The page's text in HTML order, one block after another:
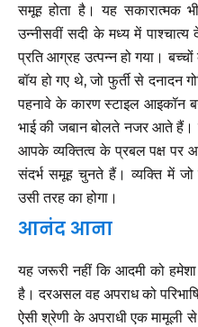
समूह होता है। यह सकारात्मक
उन्नीसवीं सदी के मध्य में
प्रति आग्रह उत्पन्न हो गया।
बॉय हो गए थे, जो फुर्ती से दनादन
पहनावे के कारण स्टाइल आइकॉन
भाई की जबान बोलते नजर आते हैं।
आपके व्यक्तित्व के प्रबल पक्ष पर
संदर्भ समूह चुनते हैं। व्यक्ति में जो
उसी तरह का होगा।
आनंद आना
यह जरूरी नहीं कि आदमी को
है। दरअसल वह अपराध को
ऐसी श्रेणी के अपराधी एक मामूली